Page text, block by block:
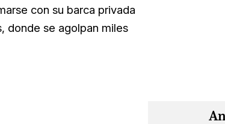
con su barca privada
donde se agolpan miles